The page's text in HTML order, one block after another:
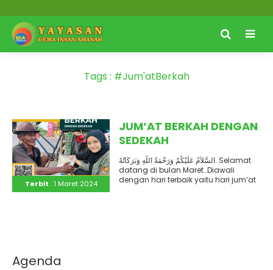
Tags : #Jum'atBerkah
Terbit : 1 Maret 2024
JUM’AT BERKAH DENGAN
SEDEKAH
السَّلاَمُ عَلَيْكُمْ وَرَحْمَةُ اللَّهِ وَبَرَكَاتُهُ. Selamat
datang di bulan Maret…Diawali
dengan hari terbaik yaitu hari jum’at
Agenda